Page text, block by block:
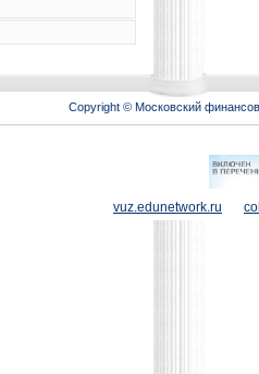
Copyright © Московский
vuz.edunetwork.ru